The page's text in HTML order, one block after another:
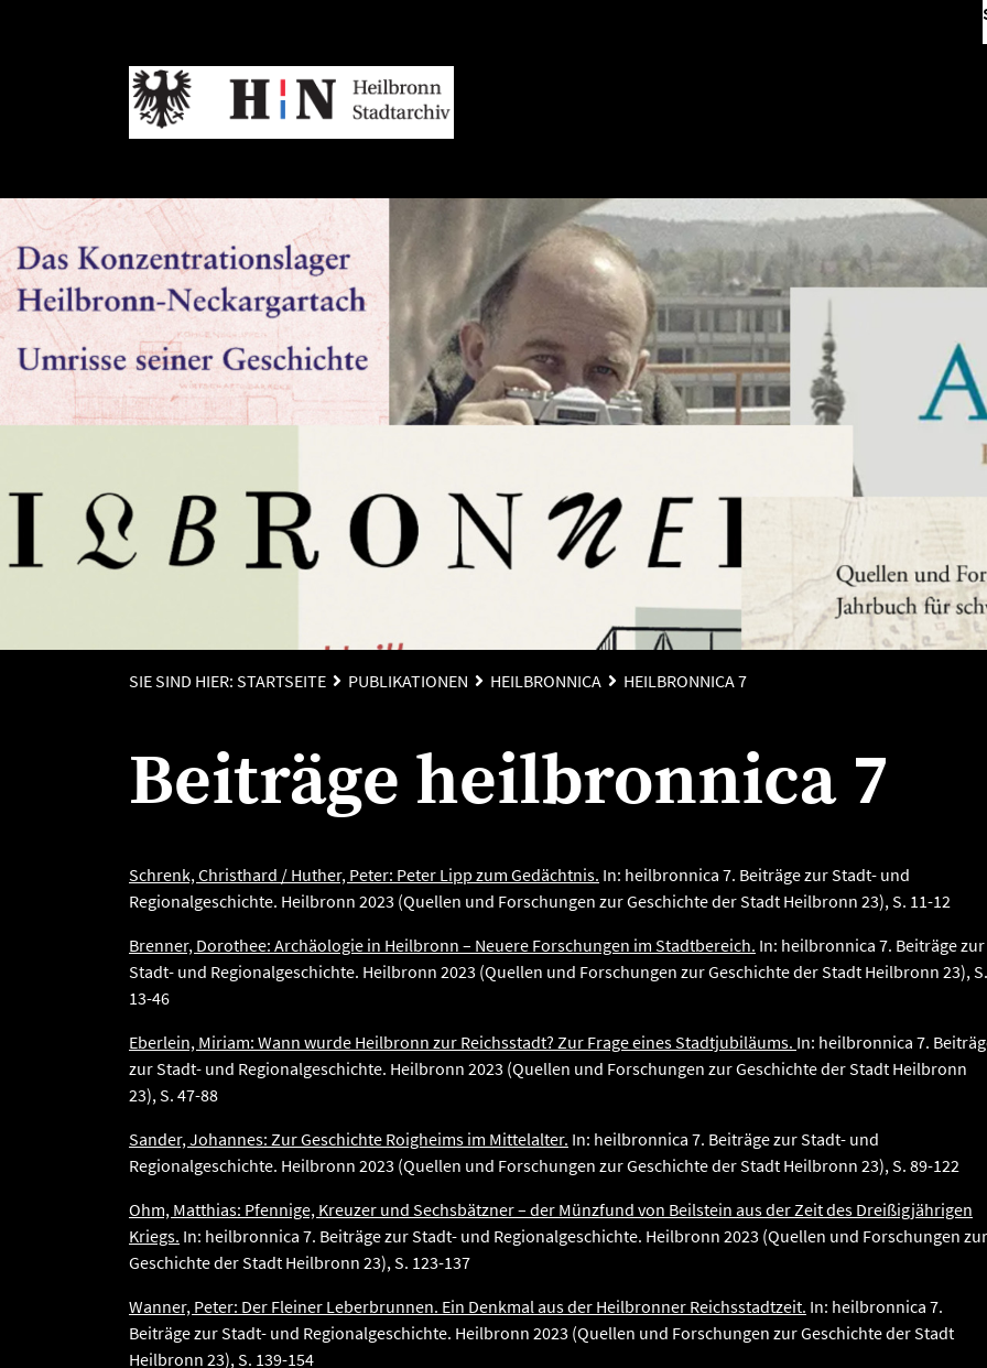
SIE SIND HIER: STARTSEITE PUBLIKATIONEN HEILBRONNICA HEILBRONNICA 7
Beiträge heilbronnica 7
Schrenk, Christhard / Huther, Peter: Peter Lipp zum Gedächtnis. In: heilbronnica 7. Beiträge zur Stadt- und
Regionalgeschichte. Heilbronn 2023 (Quellen und Forschungen zur Geschichte der Stadt Heilbronn 23), S. 11-12
Brenner, Dorothee: Archäologie in Heilbronn – Neuere Forschungen im Stadtbereich. In: heilbronnica 7. Beiträge zur
Stadt- und Regionalgeschichte. Heilbronn 2023 (Quellen und Forschungen zur Geschichte der Stadt Heilbronn 23), S.
13-46
Eberlein, Miriam: Wann wurde Heilbronn zur Reichsstadt? Zur Frage eines Stadtjubiläums. In: heilbronnica 7.
zur Stadt- und Regionalgeschichte. Heilbronn 2023 (Quellen und Forschungen zur Geschichte der Stadt Heilbronn
23), S. 47-88
Sander, Johannes: Zur Geschichte Roigheims im Mittelalter. In: heilbronnica 7. Beiträge zur Stadt- und
Regionalgeschichte. Heilbronn 2023 (Quellen und Forschungen zur Geschichte der Stadt Heilbronn 23), S. 89-122
Ohm, Matthias: Pfennige, Kreuzer und Sechsbätzner – der Münzfund von Beilstein aus der Zeit des Dreißigjährigen
Kriegs. In: heilbronnica 7. Beiträge zur Stadt- und Regionalgeschichte. Heilbronn 2023 (Quellen und Forschungen zur
Geschichte der Stadt Heilbronn 23), S. 123-137
Wanner, Peter: Der Fleiner Leberbrunnen. Ein Denkmal aus der Heilbronner Reichsstadtzeit. In: heilbronnica 7.
Beiträge zur Stadt- und Regionalgeschichte. Heilbronn 2023 (Quellen und Forschungen zur Geschichte der Stadt
Heilbronn 23), S. 139-154